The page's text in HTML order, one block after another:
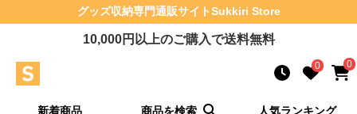
グッズ収納専門通販サイトSukkiri Store
10,000円以上のご購入で送料無料
0 0
新着商品 商品を検索 人気ランキング